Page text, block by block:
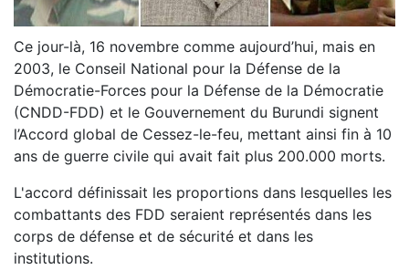
Ce jour-là, 16 novembre comme aujourd’hui, mais en
2003, le Conseil National pour la Défense de la
Démocratie-Forces pour la Défense de la Démocratie
(CNDD-FDD) et le Gouvernement du Burundi signent
l’Accord global de Cessez-le-feu, mettant ainsi fin à 10
ans de guerre civile qui avait fait plus 200.000 morts.
L'accord définissait les proportions dans lesquelles les
combattants des FDD seraient représentés dans les
corps de défense et de sécurité et dans les
institutions.